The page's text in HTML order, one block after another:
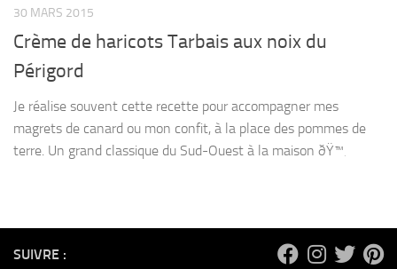
30 MARS 2015
Crème de haricots Tarbais aux noix du
Périgord
Je réalise souvent cette recette pour accompagner mes
magrets de canard ou mon confit, à la place des pommes de
terre. Un grand classique du Sud-Ouest à la maison ðŸ™‚
SUIVRE :